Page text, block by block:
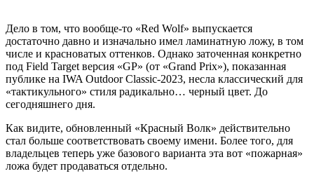
Дело в том, что вообще-то «Red Wolf» выпускается
достаточно давно и изначально имел ламинатную ложу, в том
числе и красноватых оттенков. Однако заточенная конкретно
под Field Target версия «GP» (от «Grand Prix»), показанная
публике на IWA Outdoor Classic-2023, несла классический для
«тактикульного» стиля радикально… черный цвет. До
сегодняшнего дня.
Как видите, обновленный «Красный Волк» действительно
стал больше соответствовать своему имени. Более того, для
владельцев теперь уже базового варианта эта вот «пожарная»
ложа будет продаваться отдельно.